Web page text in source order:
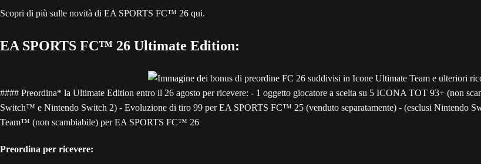
Scopri di più sulle novità di EA SPORTS FC™ 26 qui.
EA SPORTS FC™ 26 Ultimate Edition:
#### Preordina* la Ultimate Edition entro il 26 agosto per ricevere: - 1 oggetto giocatore a scelta su 5 ICONA TOT 93+ (non
Switch™ e Nintendo Switch 2) - Evoluzione di tiro 99 per EA SPORTS FC™ 25 (venduto separatamente) - (esclusi Nintendo
Team™ (non scambiabile) per EA SPORTS FC™ 26
Preordina per ricevere: